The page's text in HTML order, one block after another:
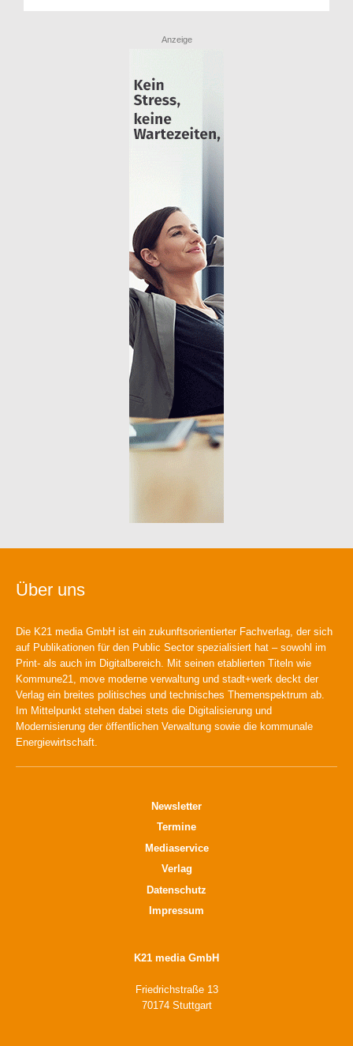
Anzeige
Über uns
Die K21 media GmbH ist ein zukunftsorientierter Fachverlag, der sich
auf Publikationen für den Public Sector spezialisiert hat – sowohl im
Print- als auch im Digitalbereich. Mit seinen etablierten Titeln wie
Kommune21, move moderne verwaltung und stadt+werk deckt der
Verlag ein breites politisches und technisches Themenspektrum ab.
Im Mittelpunkt stehen dabei stets die Digitalisierung und
Modernisierung der öffentlichen Verwaltung sowie die kommunale
Energiewirtschaft.
Newsletter
Termine
Mediaservice
Verlag
Datenschutz
Impressum
K21 media GmbH
Friedrichstraße 13
70174 Stuttgart